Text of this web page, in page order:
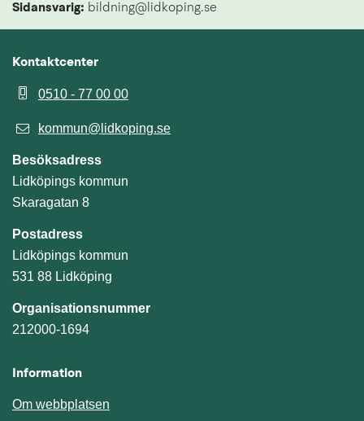
Sidansvarig: bildning@lidkoping.se
Kontaktcenter
0510 - 77 00 00
kommun@lidkoping.se
Besöksadress
Lidköpings kommun
Skaragatan 8
Postadress
Lidköpings kommun
531 88 Lidköping
Organisationsnummer
212000-1694
Information
Om webbplatsen